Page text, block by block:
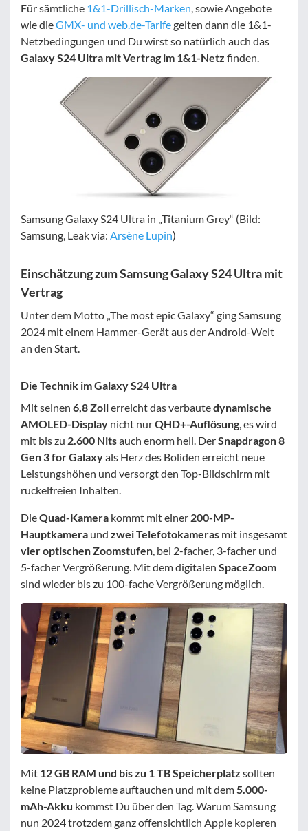
Für sämtliche 1&1-Drillisch-Marken , sowie Angebote
wie dieGMX- und web.de-Tarifegelten dann die 1&1-
Netzbedingungen und Du wirst so natürlich auch das
Galaxy S24 Ultra mit Vertrag im 1&1-Netz finden.
Samsung Galaxy S24 Ultra in „Titanium Grey“ (Bild:
Samsung, Leak via: Arsène Lupin)
Einschätzung zum Samsung Galaxy S24 Ultra mit
Vertrag
Unter dem Motto „The most epic Galaxy“ ging Samsung
2024 mit einem Hammer-Gerät aus der Android-Welt
an den Start.
Die Technik im Galaxy S24 Ultra
Mit seinen 6,8 Zollerreicht das verbautedynamische
AMOLED-Display nicht nurQHD+-Auflösung, es wird
mit bis zu 2.600 Nitsauch enorm hell. DerSnapdragon 8
Gen 3 for Galaxyals Herz des Boliden erreicht neue
Leistungshöhen und versorgt den Top-Bildschirm mit
ruckelfreien Inhalten.
DieQuad-Kamera kommt mit einer 200-MP-
Hauptkamera und zwei Telefotokameras mit insgesamt
vier optischen Zoomstufen, bei 2-facher, 3-facher und
5-facher Vergrößerung. Mit dem digitalen SpaceZoom
sind wieder bis zu 100-fache Vergrößerung möglich.
Mit 12 GB RAM und bis zu 1 TB Speicherplatz sollten
keine Platzprobleme auftauchen und mit dem 5.000-
mAh-Akku kommst Du über den Tag. Warum Samsung
nun 2024 trotzdem ganz offensichtlich Apple kopieren